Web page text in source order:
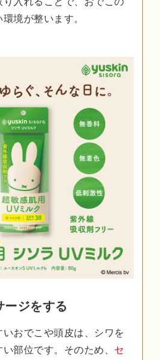
境が整います。
ージをする
おでこや頭皮は、シワを
部位です。そのため、 セ